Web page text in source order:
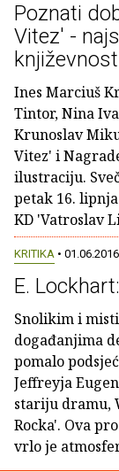
Poznati
Vitez' -
Ines Marciuš
Tintor, Nina
Krunoslav
Vitez' i
ilustraciju.
petak 16.
KD 'Vatroslav
KRITIKA •
E.
Snolikim i
događanjima
pomalo
Jeffreyja
stariju dramu,
Rocka'. Ova
vrlo je